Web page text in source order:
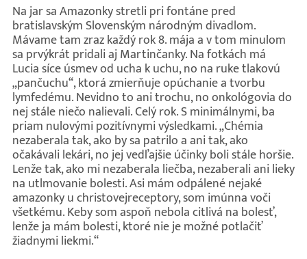
Na jar sa Amazonky stretli pri fontáne pred
bratislavským Slovenským národným divadlom.
Mávame tam zraz každý rok 8. mája a v tom minulom
sa prvýkrát pridali aj Martinčanky. Na fotkách má
Lucia síce úsmev od ucha k uchu, no na ruke tlakovú
„pančuchu“, ktorá zmierňuje opúchanie a tvorbu
lymfedému. Nevidno to ani trochu, no onkológovia do
nej stále niečo nalievali. Celý rok. S minimálnymi, ba
priam nulovými pozitívnymi výsledkami. „Chémia
nezaberala tak, ako by sa patrilo a ani tak, ako
očakávali lekári, no jej vedľajšie účinky boli stále horšie.
Lenže tak, ako mi nezaberala liečba, nezaberali ani lieky
na utlmovanie bolesti. Asi mám odpálené nejaké
amazonky u christovejreceptory, som imúnna voči
všetkému. Keby som aspoň nebola citlivá na bolesť,
lenže ja mám bolesti, ktoré nie je možné potlačiť
žiadnymi liekmi.“